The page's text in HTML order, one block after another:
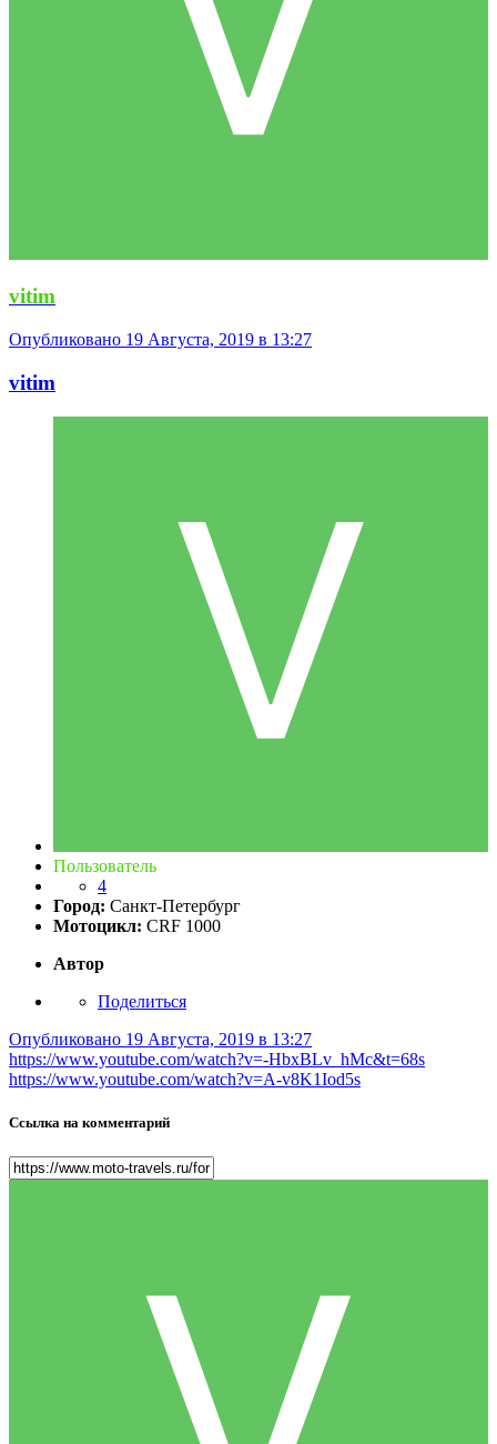
vitim
Опубликовано 19 Августа, 2019 в 13:27
vitim
Пользователь
4
Город: Санкт-Петербург
Мотоцикл: CRF 1000
Автор
Поделиться
Опубликовано 19 Августа, 2019 в 13:27
https://www.youtube.com/watch?v=-HbxBLv_hMc&t=68s
https://www.youtube.com/watch?v=A-v8K1Iod5s
Ссылка на комментарий